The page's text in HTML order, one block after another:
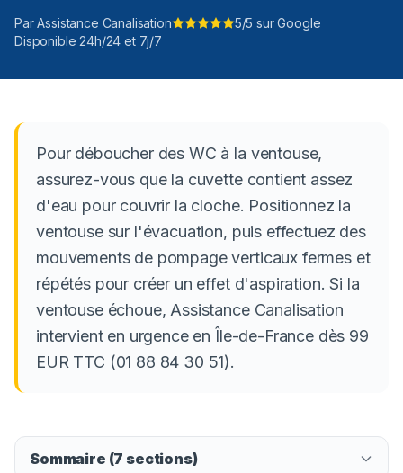
Par Assistance Canalisation
5/5 sur Google
Disponible 24h/24 et 7j/7
Pour déboucher des WC à la ventouse,
assurez-vous que la cuvette contient assez
d'eau pour couvrir la cloche. Positionnez la
ventouse sur l'évacuation, puis effectuez des
mouvements de pompage verticaux fermes et
répétés pour créer un effet d'aspiration. Si la
ventouse échoue, Assistance Canalisation
intervient en urgence en Île-de-France dès 99
EUR TTC (01 88 84 30 51).
Sommaire (7 sections)